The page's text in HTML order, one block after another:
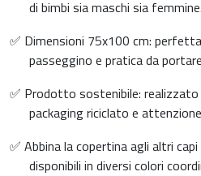
di bimbi sia maschi sia femmine.
✅ Dimensioni 75x100 cm:
passeggino e pratica da
✅ Prodotto sostenibile:
packaging riciclato e attenzione
✅ Abbina la copertina agli altri
disponibili in diversi colori